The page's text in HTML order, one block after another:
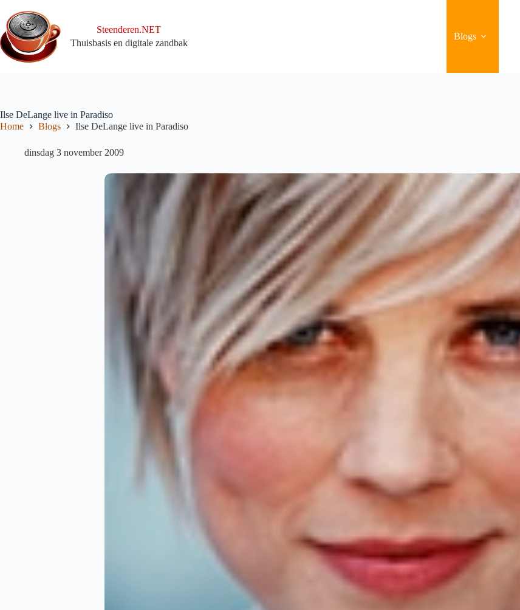
naar
de
inhoud
Steenderen.NET
Thuisbasis en digitale zandbak
Blogs
Ilse DeLange live in Paradiso
Home
Blogs Ilse DeLange live in Paradiso
dinsdag 3 november 2009